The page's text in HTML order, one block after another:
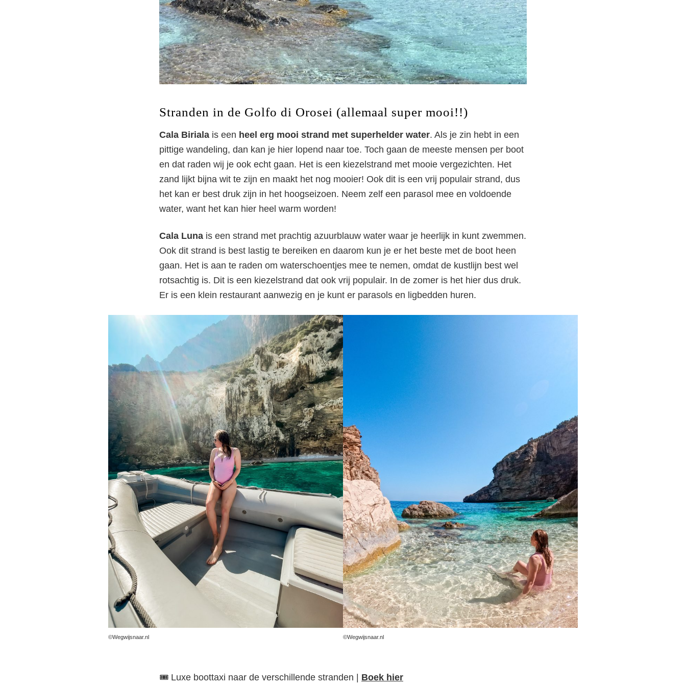
Sardinië
Stranden in de Golfo di Orosei (allemaal super mooi!!)
Cala Biriala is een heel erg mooi strand met superhelder water. Als je zin hebt in een
pittige wandeling, dan kan je hier lopend naar toe. Toch gaan de meeste mensen per boot
en dat raden wij je ook echt gaan. Het is een kiezelstrand met mooie vergezichten. Het
zand lijkt bijna wit te zijn en maakt het nog mooier! Ook dit is een vrij populair strand, dus
het kan er best druk zijn in het hoogseizoen. Neem zelf een parasol mee en voldoende
water, want het kan hier heel warm worden!
Cala Luna is een strand met prachtig azuurblauw water waar je heerlijk in kunt zwemmen.
Ook dit strand is best lastig te bereiken en daarom kun je er het beste met de boot heen
gaan. Het is aan te raden om waterschoentjes mee te nemen, omdat de kustlijn best wel
rotsachtig is. Dit is een kiezelstrand dat ook vrij populair. In de zomer is het hier dus druk.
Er is een klein restaurant aanwezig en je kunt er parasols en ligbedden huren.
©Wegwijsnaar.nl ©Wegwijsnaar.nl
🎟️ Luxe boottaxi naar de verschillende stranden | Boek hier